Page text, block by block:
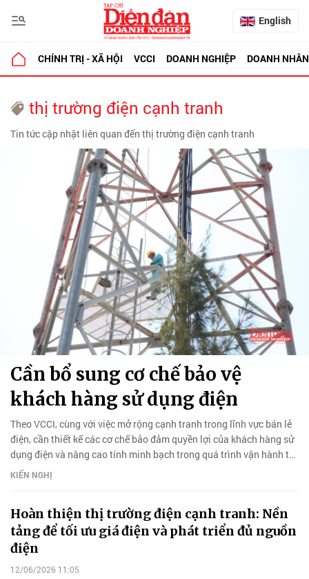
English
CHÍNH TRỊ - XÃ HỘI VCCI DOANH NGHIỆP DOANH NHÂN
thị trường điện cạnh tranh
Tin tức cập nhật liên quan đến thị trường điện cạnh tranh
Cần bổ sung cơ chế bảo vệ
khách hàng sử dụng điện
Theo VCCI, cùng với việc mở rộng cạnh tranh trong lĩnh vực bán lẻ
điện, cần thiết kế các cơ chế bảo đảm quyền lợi của khách hàng sử
dụng điện và nâng cao tính minh bạch trong quá trình vận hành thị
trường.
KIẾN NGHỊ
Hoàn thiện thị trường điện cạnh tranh: Nền
tảng để tối ưu giá điện và phát triển đủ nguồn
điện
12/06/2026 11:05